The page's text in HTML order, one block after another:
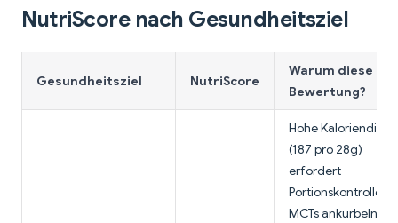
NutriScore nach Gesundheitsziel
Gesundheitsziel NutriScore
Warum diese
Bewertung?
Hohe
(187 pro 28g)
erfordert
Portionskontrolle.
MCTs ankurbeln